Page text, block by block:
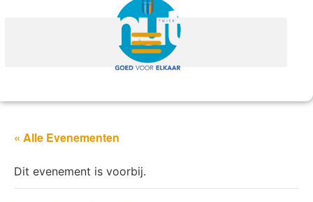
« Alle Evenementen
Dit evenement is voorbij.